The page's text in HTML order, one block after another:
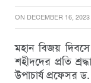
ON DECEMBER 16, 2023
মহান বিজয়
শহীদদের প্রতি
উপাচার্য প্রফেসর